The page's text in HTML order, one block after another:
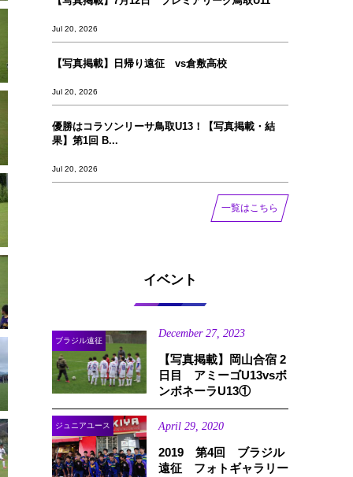
Jul 20, 2026
【写真掲載】日帰り遠征 vs倉敷高校
Jul 20, 2026
優勝はコラソンリーサ鳥取U13！【写真掲載‪‪‪︎︎・結
果】第1回 B...
Jul 20, 2026
一覧はこちら
イベント
ブラジル遠征
December 27, 2023
【写真掲載】岡山合宿 2
日目 アミーゴU13vsボ
ンボネーラU13①
ジュニアユース April 29 2020
2019 第4回 ブラジル
遠征 フォトギャラリー